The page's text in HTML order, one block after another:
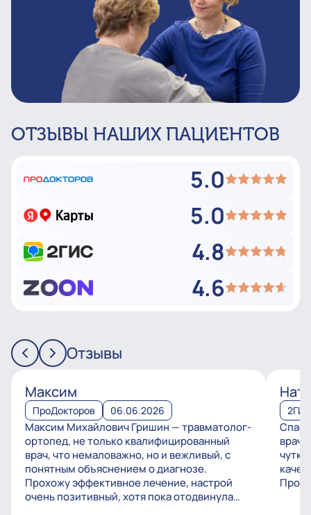
ОТЗЫВЫ НАШИХ ПАЦИЕНТОВ
5.0
5.0
4.8
4.6
Отзывы
Максим
ПроДокторов 06.06.2026
Максим Михайлович Гришин — травматолог-
ортопед, не только квалифицированный
врач, что немаловажно, но и вежливый, с
понятным объяснением о диагнозе.
Прохожу эффективное лечение, настрой
очень позитивный, хотя пока отодвинула